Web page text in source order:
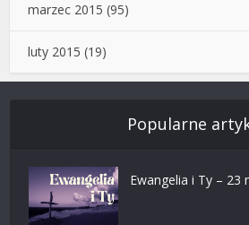
marzec 2015 (95)
luty 2015 (19)
Popularne
Ewangelia i Ty – 23